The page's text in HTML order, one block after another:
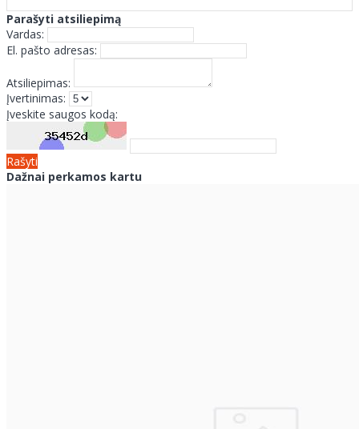
Parašyti atsiliepimą
Vardas:
El. pašto adresas:
Atsiliepimas:
Įvertinimas:
Įveskite saugos kodą:
Rašyti
Dažnai perkamos kartu